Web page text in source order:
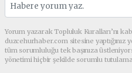
Yorum yazarak Topluluk Kuralları’nı
duzcehurhaber.com sitesine
tüm sorumluluğu tek başınıza
yönetimi hiçbir şekilde sorumlu